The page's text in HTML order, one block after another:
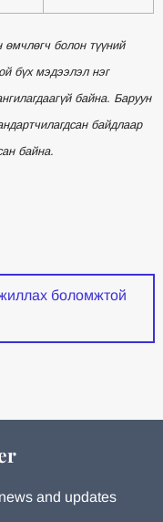
болон түүний
бүх мэдээлэл нэг
байна. Баруун
байдлаар
байна.
боломжтой
and updates